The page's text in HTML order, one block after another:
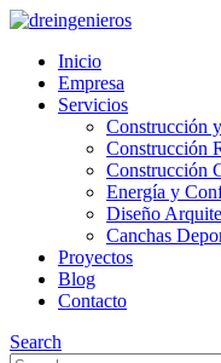
Inicio
Empresa
Servicios
Construcción
Construcción
Construcción
Energía y
Diseño
Canchas
Proyectos
Blog
Contacto
Search